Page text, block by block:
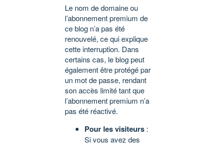
Le nom de domaine ou
l’abonnement premium de
ce blog n’a pas été
renouvelé, ce qui explique
cette interruption. Dans
certains cas, le blog peut
également être protégé par
un mot de passe, rendant
son accès limité tant que
l’abonnement premium n’a
pas été réactivé.
Pour les visiteurs :
Si vous avez des